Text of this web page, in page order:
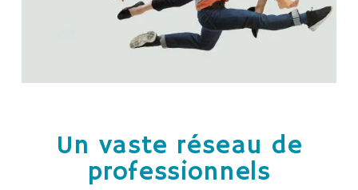
Un vaste réseau de
professionnels